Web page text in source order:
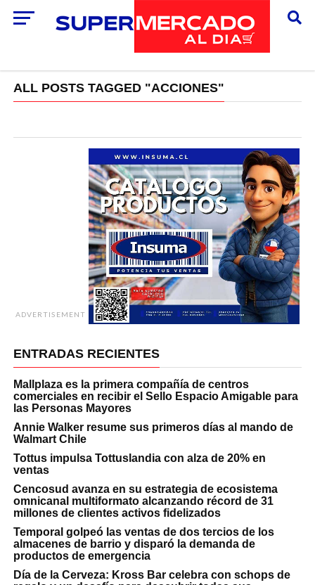
ALL POSTS TAGGED "ACCIONES"
ADVERTISEMENT
ENTRADAS RECIENTES
Mallplaza es la primera compañía de centros
comerciales en recibir el Sello Espacio Amigable para
las Personas Mayores
Annie Walker resume sus primeros días al mando de
Walmart Chile
Tottus impulsa Tottuslandia con alza de 20% en
ventas
Cencosud avanza en su estrategia de ecosistema
omnicanal multiformato alcanzando récord de 31
millones de clientes activos fidelizados
Temporal golpeó las ventas de dos tercios de los
almacenes de barrio y disparó la demanda de
productos de emergencia
Día de la Cerveza: Kross Bar celebra con schops de